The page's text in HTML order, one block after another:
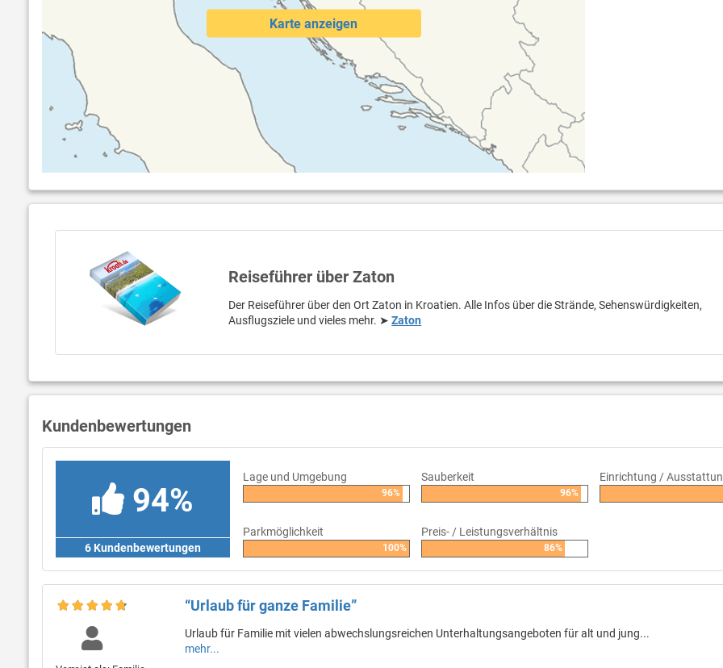
Karte anzeigen
Reiseführer über Zaton
Der Reiseführer über den Ort Zaton in Kroatien. Alle Infos über die Strände, Sehenswürdigkeiten,
Ausflugsziele und vieles mehr. ➤Zaton
Kundenbewertungen
94%
6 Kundenbewertungen
Lage und Umgebung
96%
Sauberkeit
96%
Einrichtung /
Parkmöglichkeit
100%
Preis- / Leistungsverhältnis
86%
“Urlaub für ganze Familie”
Urlaub für Familie mit vielen abwechslungsreichen Unterhaltungsangeboten für alt und jung...
mehr...